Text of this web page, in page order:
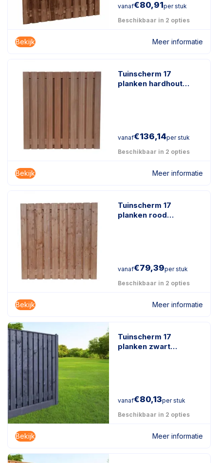
vanaf€80,91per stuk
Beschikbaar in 2 opties
Bekijk Meer informatie
Tuinscherm 17
planken hardhout
vanaf€136,14per stuk
Beschikbaar in 2 opties
Bekijk Meer informatie
Tuinscherm 17
planken rood
vanaf€79,39per stuk
Beschikbaar in 2 opties
Bekijk Meer informatie
Tuinscherm 17
planken zwart
vanaf€80,13per stuk
Beschikbaar in 2 opties
Bekijk Meer informatie